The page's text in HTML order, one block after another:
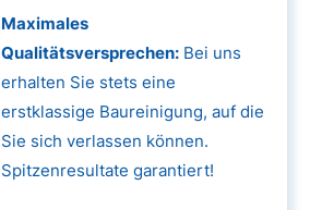
Maximales
Qualitätsversprechen:Bei uns
erhalten Sie stets eine
erstklassige Baureinigung, auf die
Sie sich verlassen können.
Spitzenresultate garantiert!